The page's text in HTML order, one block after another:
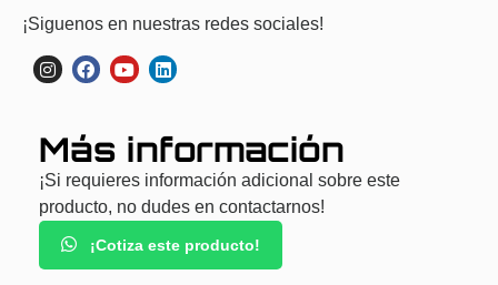
¡Siguenos en nuestras redes sociales!
Más información
¡Si requieres información adicional sobre este
producto, no dudes en contactarnos!
¡Cotiza este producto!